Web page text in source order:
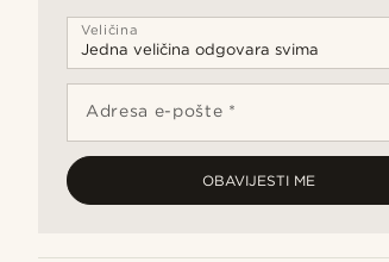
Veličina
Adresa e-pošte *
OBAVIJESTI ME